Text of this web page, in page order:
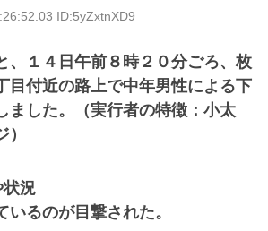
ID:5yZxtnXD9
、１４日午前８時２０分ごろ、枚
目付近の路上で中年男性による下
ました。（実行者の特徴：小太
状況
いるのが目撃された。